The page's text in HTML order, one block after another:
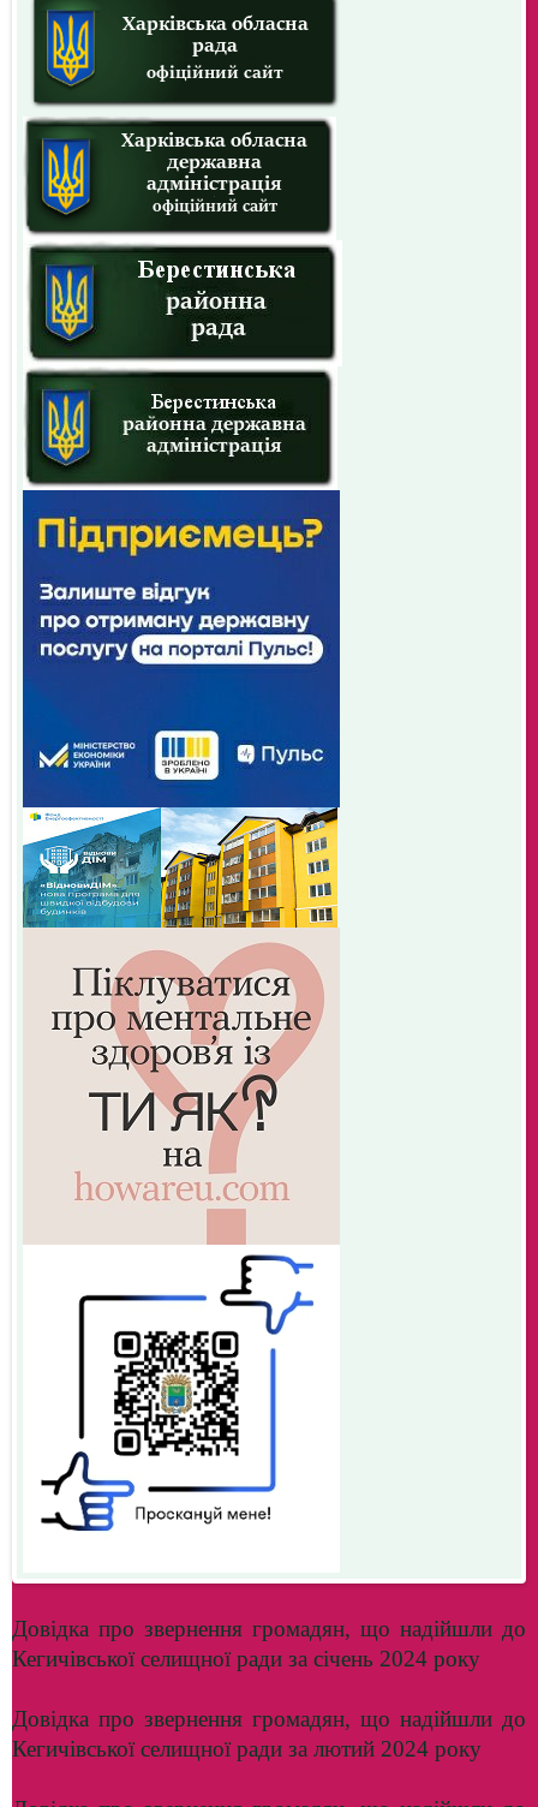
Довідка про звернення громадян, що надійшли до
Кегичівської селищної ради за січень 2024 року
Довідка про звернення громадян, що надійшли до
Кегичівської селищної ради за лютий 2024 року